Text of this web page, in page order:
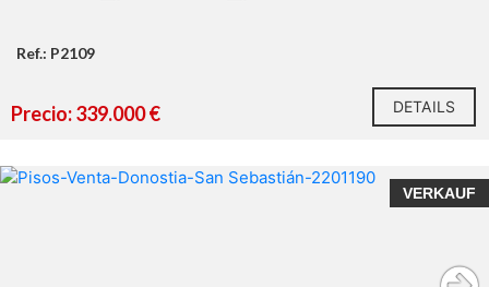
Ref.: P2109
Precio: 339.000 € DETAILS
VERKAUF